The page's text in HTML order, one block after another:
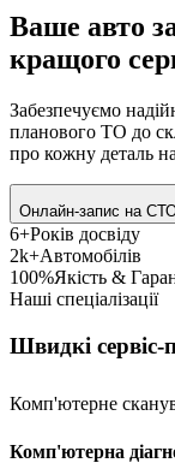
Ваше авто
кращого
Забезпечуємо
планового ТО до
про кожну деталь
Онлайн-запис на
6+Років досвіду
2k+Автомобілів
100%Якість &
Наші спеціалізації
Швидкі сервіс-
Комп'ютерне
Комп'ютерна